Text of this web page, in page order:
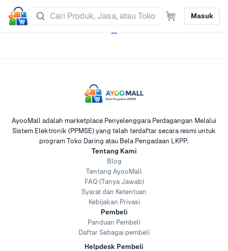
Masuk
AyooMall adalah marketplace Penyelenggara Perdagangan Melalui
Sistem Elektronik (PPMSE) yang telah terdaftar secara resmi untuk
program Toko Daring atau Bela Pengadaan LKPP.
Tentang Kami
Blog
Tentang AyooMall
FAQ (Tanya Jawab)
Syarat dan Ketentuan
Kebijakan Privasi
Pembeli
Panduan Pembeli
Daftar Sebagai pembeli
Helpdesk Pembeli